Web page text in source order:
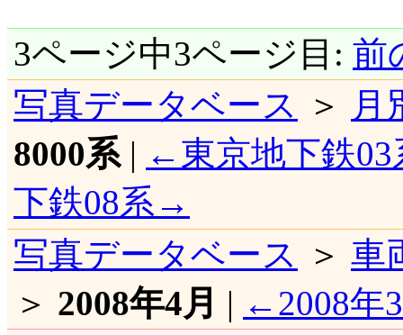
3ページ中3ページ目: 前
写真データベース
＞
月
8000系| ←東京地下鉄03
下鉄08系→
写真データベース
＞ 車
＞ 2008年4月 | ←2008年